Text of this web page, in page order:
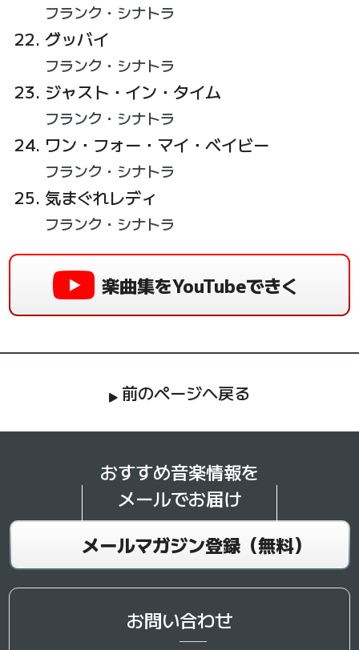
フランク・シナトラ
グッバイ
フランク・シナトラ
ジャスト・イン・タイム
フランク・シナトラ
ワン・フォー・マイ・ベイビー
フランク・シナトラ
気まぐれレディ
フランク・シナトラ
楽曲集をYouTubeできく
前のページへ戻る
おすすめ音楽情報を
メールでお届け
メールマガジン登録（無料）
お問い合わせ